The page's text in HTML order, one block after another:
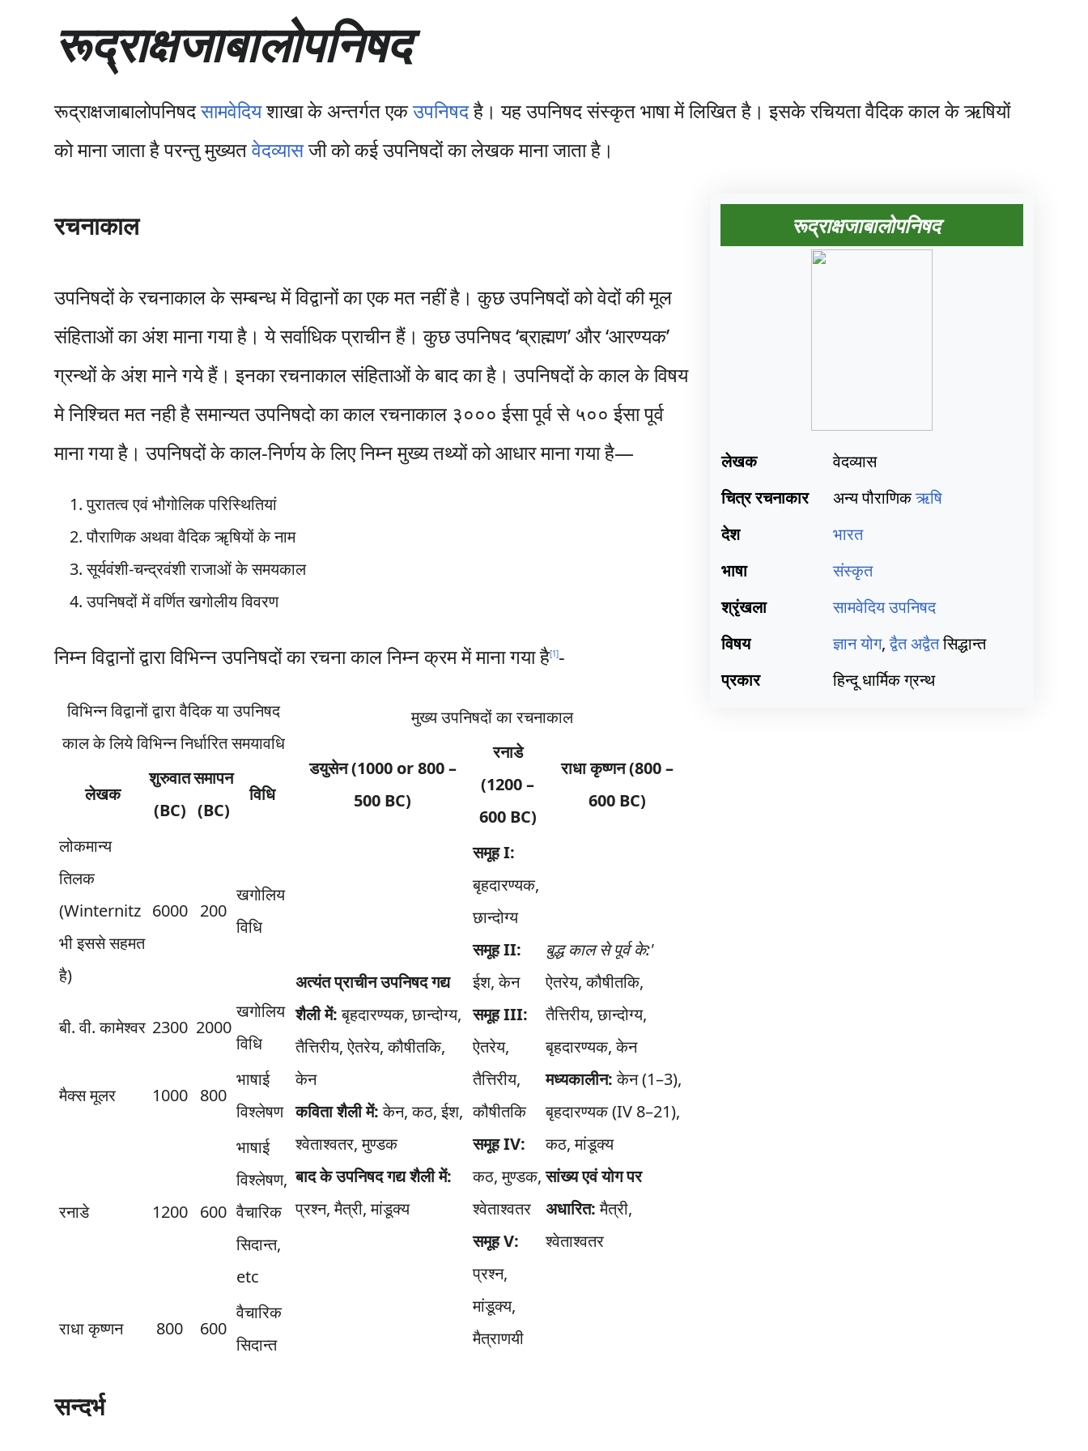
ग्री
एँ
रूद्राक्षजाबालोपनिषद
रूद्राक्षजाबालोपनिषदसामवेदियशाखा के अन्तर्गत एकउपनिषदहै। यह उपनिषद संस्कृत भाषा में लिखित है। इसके रचियता वैदिक काल के ऋषियों
को माना जाता है परन्तु मुख्यतवेदव्यासजी को कई उपनिषदों का लेखक माना जाता है।
रूद्राक्षजाबालोपनिषद
लेखक
वेदव्यास
चित्र रचनाकार
अन्य पौराणिकऋषि
देश
भारत
भाषा
संस्कृत
श्रृंखला
सामवेदियउपनिषद
विषय
ज्ञान योग,द्वैतअद्वैतसिद्धान्त
प्रकार
हिन्दू धार्मिक ग्रन्थ
रचनाकाल
उपनिषदों के रचनाकाल के सम्बन्ध में विद्वानों का एक मत नहीं है। कुछ उपनिषदों को वेदों की मूल
संहिताओं का अंश माना गया है। ये सर्वाधिक प्राचीन हैं। कुछ उपनिषद ‘ब्राह्मण’ और ‘आरण्यक’
ग्रन्थों के अंश माने गये हैं। इनका रचनाकाल संहिताओं के बाद का है। उपनिषदों के काल के विषय
मे निश्चित मत नही है समान्यत उपनिषदो का काल रचनाकाल ३००० ईसा पूर्व से ५०० ईसा पूर्व
माना गया है। उपनिषदों के काल-निर्णय के लिए निम्न मुख्य तथ्यों को आधार माना गया है—
पुरातत्व एवं भौगोलिक परिस्थितियां
पौराणिक अथवा वैदिक ॠषियों के नाम
सूर्यवंशी-चन्द्रवंशी राजाओं के समयकाल
उपनिषदों में वर्णित खगोलीय विवरण
निम्न विद्वानों द्वारा विभिन्न उपनिषदों का रचना काल निम्न क्रम में माना गया है[1]-
विभिन्न विद्वानों द्वारा वैदिक या उपनिषद
काल के लिये विभिन्न निर्धारित समयावधि
लेखक
शुरुवात
(BC)
समापन
(BC)
विधि
लोकमान्य
तिलक
(Winternitz
भी इससे सहमत
है)
6000 200
खगोलिय
विधि
बी. वी. कामेश्वर 2300 2000
खगोलिय
विधि
मैक्स मूलर 1000 800
भाषाई
विश्लेषण
रनाडे 1200 600
भाषाई
विश्लेषण,
वैचारिक
सिदान्त,
etc
राधा कृष्णन 800 600
वैचारिक
सिदान्त
मुख्य उपनिषदों का रचनाकाल
डयुसेन (1000 or 800 –
500 BC)
रनाडे
(1200 –
600 BC)
राधा कृष्णन (800 –
600 BC)
अत्यंत प्राचीन उपनिषद गद्य
शैली में:बृहदारण्यक, छान्दोग्य,
तैत्तिरीय, ऐतरेय, कौषीतकि,
केन
कविता शैली में:केन, कठ, ईश,
श्वेताश्वतर, मुण्डक
बाद के उपनिषद गद्य शैली में:
प्रश्न, मैत्री, मांडूक्य
समूह I:
बृहदारण्यक,
छान्दोग्य
समूह II:
ईश, केन
समूह III:
ऐतरेय,
तैत्तिरीय,
कौषीतकि
समूह IV:
कठ, मुण्डक,
श्वेताश्वतर
समूह V:
प्रश्न,
मांडूक्य,
मैत्राणयी
बुद्ध काल से पूर्व के:'
ऐतरेय, कौषीतकि,
तैत्तिरीय, छान्दोग्य,
बृहदारण्यक, केन
मध्यकालीन:केन (1–3),
बृहदारण्यक (IV 8–21),
कठ, मांडूक्य
सांख्य एवं योग पर
अधारित:मैत्री,
श्वेताश्वतर
सन्दर्भ